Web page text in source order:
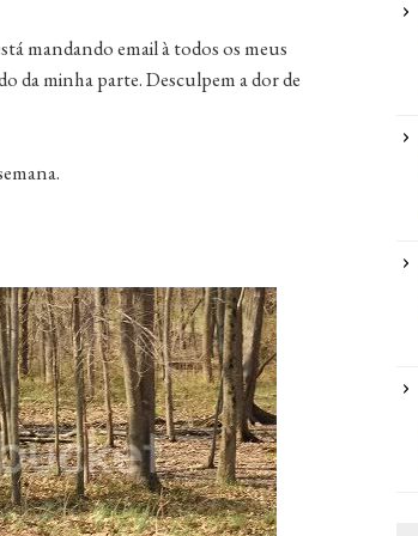
mandando email à todos os meus
da minha parte. Desculpem a dor de